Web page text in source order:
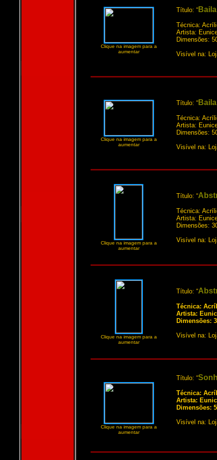
Clique na imagem para a
aumentar
Título: “
Técnica:
Artista:
Dimensões:
Visível na:
Clique na imagem para a
aumentar
Título: “
Técnica:
Artista:
Dimensões:
Visível na:
Clique na imagem para a
aumentar
Título: “
Técnica:
Artista:
Dimensões:
Visível na:
Clique na imagem para a
aumentar
Título: “
Técnica:
Artista:
Dimensões:
Visível na:
Clique na imagem para a
aumentar
Título: “
Técnica:
Artista:
Dimensões:
Visível na: